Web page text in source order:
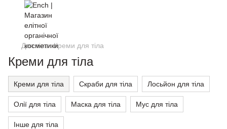
Для тіла Креми для тіла
Креми для тіла
Креми для тіла Скраби для тіла Лосьйон для тіла
Олії для тіла Маска для тіла Мус для тіла
Інше для тіла